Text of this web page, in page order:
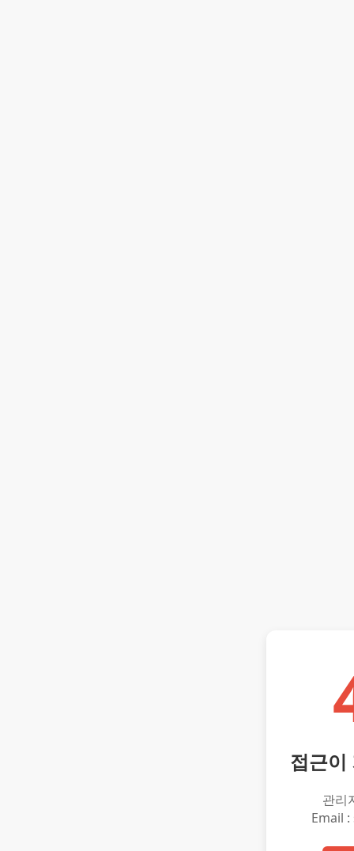
접근이
관리
Email